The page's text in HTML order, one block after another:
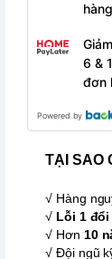
6 &
đơn
Powered by
TẠI SAO
√ Hàng
√ Lỗi 1 đổi
√ Hơn 10
√ Đội ngũ